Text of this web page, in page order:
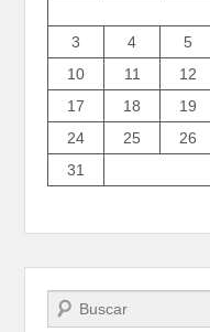
3
4 5
10
11 12
17
18 19
24
25 26
31
Buscar